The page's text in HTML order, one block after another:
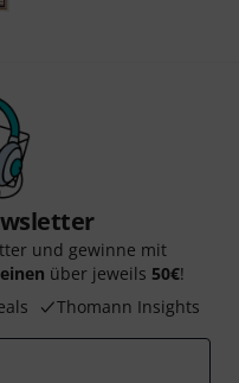
und gewinne mit
über jeweils 50€!
Thomann Insights